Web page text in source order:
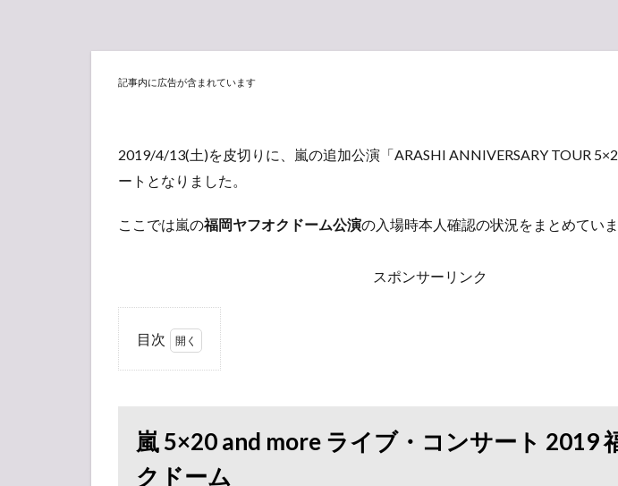
記事内に広告が含まれています
2019/4/13(土)を皮切りに、嵐の追加公演「ARASHI ANNIVERSARY TOUR
ートとなりました。
ここでは嵐の福岡ヤフオクドーム公演の入場時本人確認の状況をまとめていま
スポンサーリンク
目次
more
ブ・
嵐 5×20 and more ライブ・コンサート 2019
クドーム